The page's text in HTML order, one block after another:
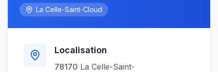
La Celle-Saint-Cloud
Localisation
78170 La Celle-Saint-